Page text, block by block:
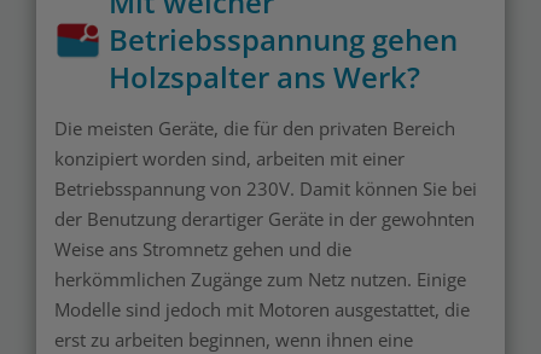
Betriebsspannung gehen
Holzspalter ans Werk?
Die meisten Geräte, die für den privaten Bereich
konzipiert worden sind, arbeiten mit einer
Betriebsspannung von 230V. Damit können Sie bei
der Benutzung derartiger Geräte in der gewohnten
Weise ans Stromnetz gehen und die
herkömmlichen Zugänge zum Netz nutzen. Einige
Modelle sind jedoch mit Motoren ausgestattet, die
erst zu arbeiten beginnen, wenn ihnen eine